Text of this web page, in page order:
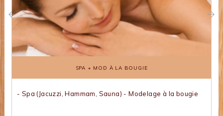
SPA + MOD À LA BOUGIE
- Spa (Jacuzzi, Hammam, Sauna) - Modelage à la bougie